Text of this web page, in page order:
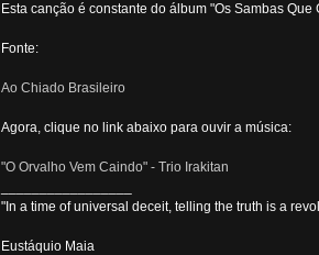
Esta canção é constante do álbum "Os Sambas
Fonte:
Ao Chiado Brasileiro
Agora, clique no link abaixo para ouvir a música:
"O Orvalho Vem Caindo" - Trio Irakitan
"In a time of universal deceit, telling the truth is a
Eustáquio Maia